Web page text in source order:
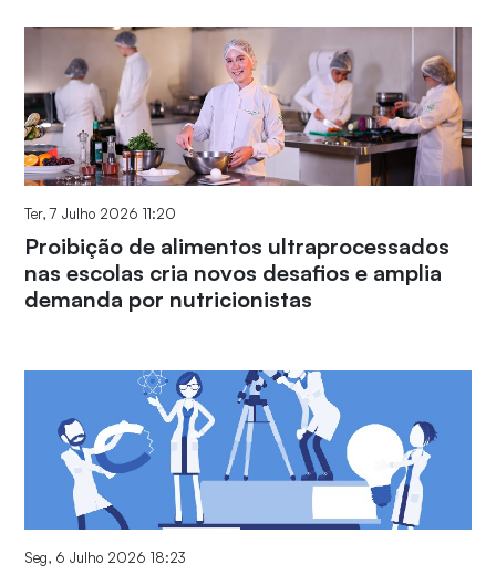
Ter, 7 Julho 2026 11:20
Proibição de alimentos ultraprocessados
nas escolas cria novos desafios e amplia
demanda por nutricionistas
Seg, 6 Julho 2026 18:23